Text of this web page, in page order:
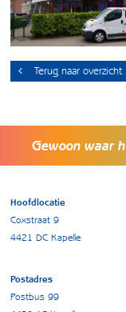
Terug naar overzicht
Gewoon waar
Hoofdlocatie
Coxstraat 9
4421 DC Kapelle
Postadres
Postbus 99